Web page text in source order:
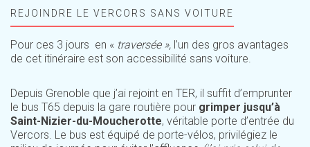
REJOINDRE LE VERCORS SANS VOITURE
Pour ces 3 jours en « traversée », l’un des gros avantages
de cet itinéraire est son accessibilité sans voiture.
Depuis Grenoble que j’ai rejoint en TER, il suffit d’emprunter
le bus T65 depuis la gare routière pour grimper jusqu’à
Saint-Nizier-du-Moucherotte, véritable porte d’entrée du
Vercors. Le bus est équipé de porte-vélos, privilégiez le